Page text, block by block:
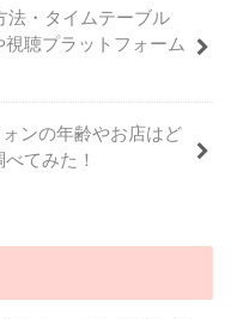
法・タイムテーブル
視聴プラットフォーム
ンの年齢やお店はど
てみた！